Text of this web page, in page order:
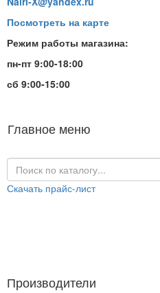
Посмотреть на карте
Режим работы магазина:
пн-пт 9:00-18:00
сб 9:00-15:00
Главное меню
Скачать прайс-лист
Производители